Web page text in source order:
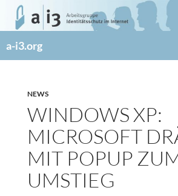
Zum
Inhalt
a-i3.org
NEWS
WINDOWS XP:
MICROSOFT
MIT POPUP
UMSTIEG